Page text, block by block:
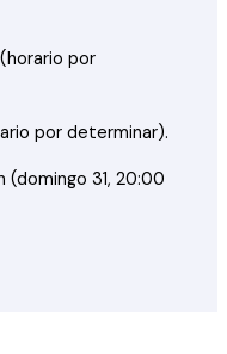
por
por determinar).
(domingo 31, 20:00